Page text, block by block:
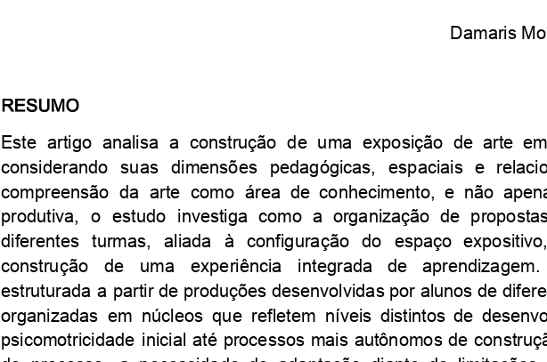
Damaris
RESUMO
Este artigo analisa a construção de uma exposição de arte em
considerando
suas dimensões pedagógicas, espaciais e
compreensão da arte como área de conhecimento, e não
produtiva,
o estudo investiga como a organização de
diferentes
turmas, aliada à configuração do espaço expositivo,
construção
de uma experiência integrada de aprendizagem.
estruturada a partir de produções desenvolvidas por alunos de
organizadas em núcleos que refletem níveis distintos de
psicomotricidade inicial até processos mais autônomos de